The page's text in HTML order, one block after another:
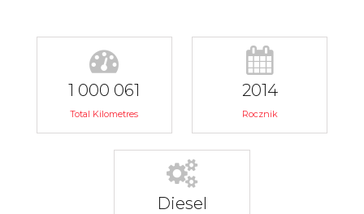
1 000 061
Total Kilometres
2014
Rocznik
Diesel